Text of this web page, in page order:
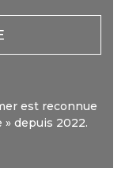
est reconnue
» depuis 2022.